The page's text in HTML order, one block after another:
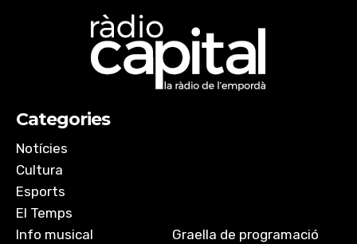
EMBED
Categories
Notícies
Cultura
Esports
El Temps
Info musical
Graella de programació